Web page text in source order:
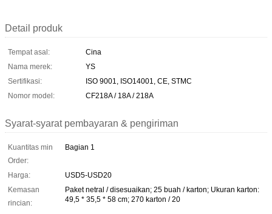
Detail produk
Tempat asal:
Cina
Nama merek:
YS
Sertifikasi:
ISO 9001, ISO14001, CE, STMC
Nomor model:
CF218A / 18A / 218A
Syarat-syarat pembayaran & pengiriman
Kuantitas min
Order:
Bagian 1
Harga:
USD5-USD20
Kemasan
rincian:
Paket netral / disesuaikan; 25 buah / karton; Ukuran karton:
49,5 * 35,5 * 58 cm; 270 karton / 20